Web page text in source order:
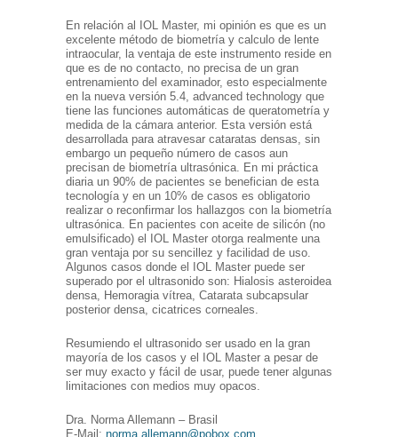
En relación al IOL Master, mi opinión es que es un
excelente método de biometría y calculo de lente
intraocular, la ventaja de este instrumento reside en
que es de no contacto, no precisa de un gran
entrenamiento del examinador, esto especialmente
en la nueva versión 5.4, advanced technology que
tiene las funciones automáticas de queratometría y
medida de la cámara anterior. Esta versión está
desarrollada para atravesar cataratas densas, sin
embargo un pequeño número de casos aun
precisan de biometría ultrasónica. En mi práctica
diaria un 90% de pacientes se benefician de esta
tecnología y en un 10% de casos es obligatorio
realizar o reconfirmar los hallazgos con la biometría
ultrasónica. En pacientes con aceite de silicón (no
emulsificado) el IOL Master otorga realmente una
gran ventaja por su sencillez y facilidad de uso.
Algunos casos donde el IOL Master puede ser
superado por el ultrasonido son: Hialosis asteroidea
densa, Hemoragia vítrea, Catarata subcapsular
posterior densa, cicatrices corneales.
Resumiendo el ultrasonido ser usado en la gran
mayoría de los casos y el IOL Master a pesar de
ser muy exacto y fácil de usar, puede tener algunas
limitaciones con medios muy opacos.
Dra. Norma Allemann – Brasil
E-Mail: norma.allemann@pobox.com